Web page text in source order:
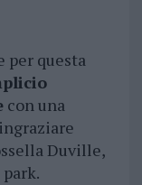
per questa
con una
Duville,